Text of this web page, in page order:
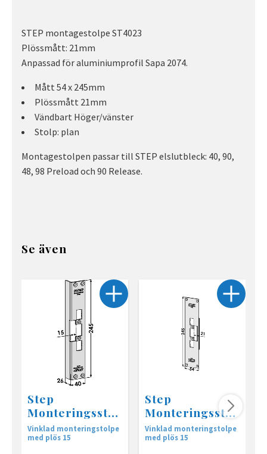
STEP montagestolpe ST4023
Plössmått: 21mm
Anpassad för aluminiumprofil Sapa 2074.
Mått 54 x 245mm
Plössmått 21mm
Vändbart Höger/vänster
Stolp: plan
Montagestolpen passar till STEP elslutbleck: 40, 90,
48, 98 Preload och 90 Release.
Se även
Step
Monteringsstol
pe ST4038
Vinklad monteringstolpe
med plös 15
Step
Monteringsstol
pe ST4084
Vinklad monteringstolpe
med plös 15